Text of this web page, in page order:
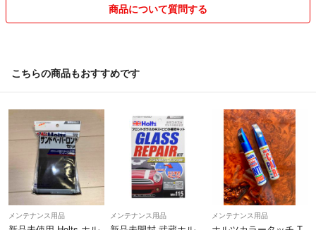
商品について質問する
こちらの商品もおすすめです
メンテナンス用品 メンテナンス用品 メンテナンス用品